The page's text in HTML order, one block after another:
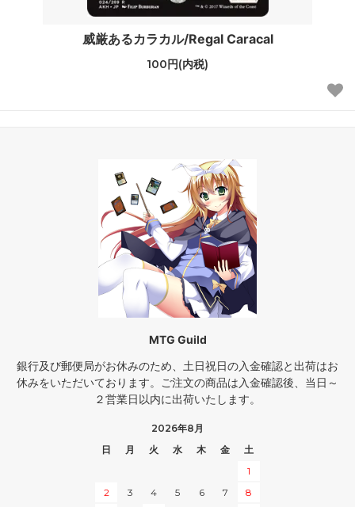
威厳あるカラカル/Regal Caracal
100円(内税)
MTG Guild
銀行及び郵便局がお休みのため、土日祝日の入金確認と出荷はお
休みをいただいております。ご注文の商品は入金確認後、当日～
２営業日以内に出荷いたします。
2026年8月
日
月 火 水 木 金
土
1
2
3 4 5 6 7
8